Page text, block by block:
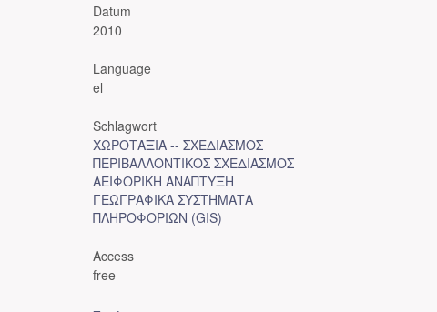
Datum
2010
Language
el
Schlagwort
ΧΩΡΟΤΑΞΙΑ -- ΣΧΕΔΙΑΣΜΟΣ
ΠΕΡΙΒΑΛΛΟΝΤΙΚΟΣ ΣΧΕΔΙΑΣΜΟΣ
ΑΕΙΦΟΡΙΚΗ ΑΝΑΠΤΥΞΗ
ΓΕΩΓΡΑΦΙΚΑ ΣΥΣΤΗΜΑΤΑ
ΠΛΗΡΟΦΟΡΙΩΝ (GIS)
Access
free